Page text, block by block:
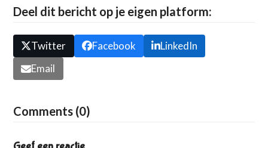
Deel dit bericht op je eigen platform:
Twitter Facebook
LinkedIn
Email
Comments (0)